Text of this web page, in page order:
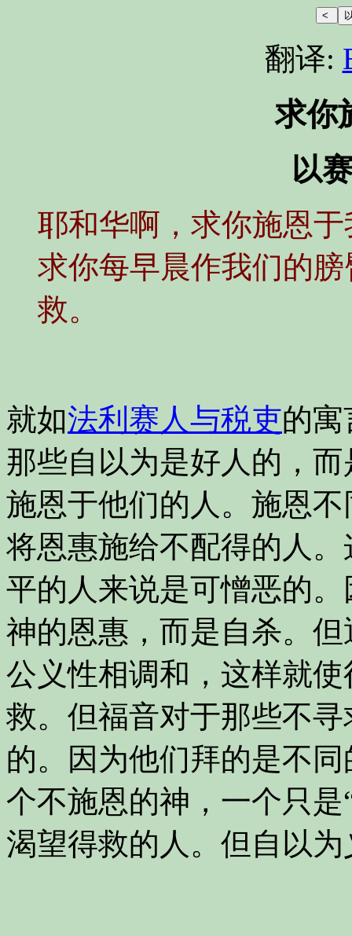
翻译:
求你
以
耶和华啊，求你施恩
求你每早晨作我们的
救。
就如法利赛人与税吏的
那些自以为是好人的，
施恩于他们的人。施恩
将恩惠施给不配得的人
平的人来说是可憎恶的
神的恩惠，而是自杀。
公义性相调和，这样就
救。但福音对于那些不
的。因为他们拜的是不
个不施恩的神，一个只
渴望得救的人。但自以